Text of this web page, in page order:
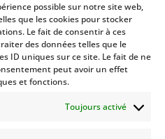
possible sur notre site web,
que les cookies pour stocker
Le fait de consentir à ces
des données telles que le
ID uniques sur ce site. Le fait de ne
peut avoir un effet
et fonctions.
Toujours activé
être informés
et évènements
notre